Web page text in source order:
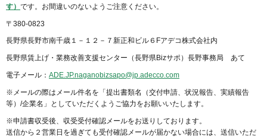
す） です。お間違いのないようご注意ください。
〒380-0823
長野県長野市南千歳１－１２－７新正和ビル６Fアデコ株式会社内
長野県賃上げ・業務改善支援センター（長野県Bizサポ）長野事務局 あて
電子メール： ADE.JP.naganobizsapo@jp.adecco.com
※メールの際はメール件名を「提出書類名（交付申請、状況報告、実績報告
等）/企業名」としていただくようご協力をお願いいたします。
※申請書収受後、収受受付確認メールをお送りしております。
送信から２営業日を過ぎても受付確認メールが届かない場合には、送信いただ